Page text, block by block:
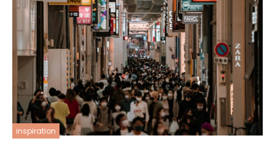
inspiration